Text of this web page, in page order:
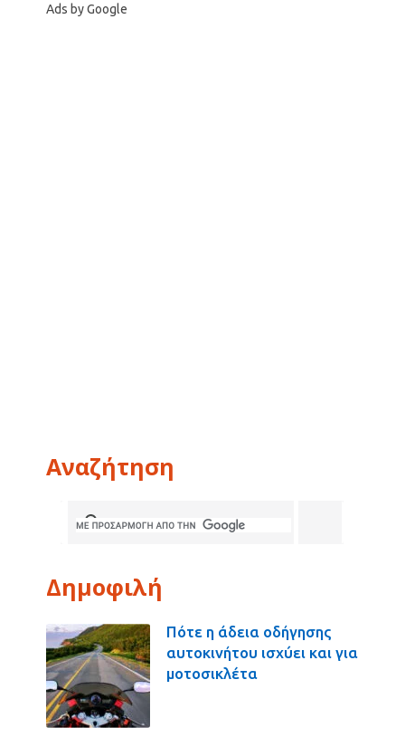
Ads by Google
Αναζήτηση
Δημοφιλή
Πότε η άδεια οδήγησης
αυτοκινήτου ισχύει και για
μοτοσικλέτα